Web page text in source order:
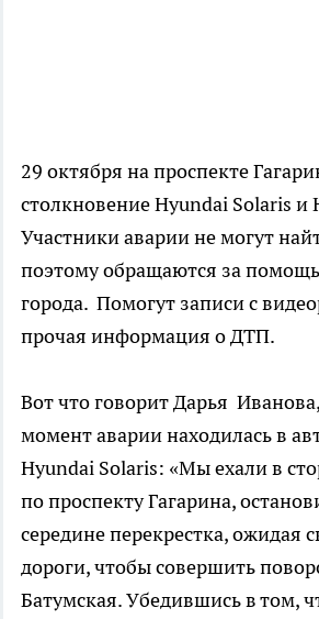
29 октября на проспекте
столкновение Hyundai Solaris и
Участники аварии не могут
поэтому обращаются за
города. Помогут записи с
прочая информация о ДТП.
Вот что говорит Дарья
момент аварии находилась в
Hyundai Solaris: «Мы ехали в
по проспекту Гагарина,
середине перекрестка, ожидая
дороги, чтобы совершить
Батумская. Убедившись в том,